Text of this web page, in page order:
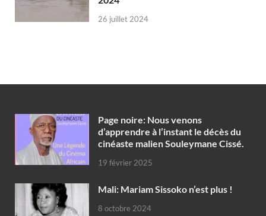
26 juillet 2024
Page noire: Nous venons
d’apprendre à l’instant le décès du
cinéaste malien Souleymane Cissé.
19 février 2025
Mali: Mariam Sissoko n’est plus !
8 octobre 2024